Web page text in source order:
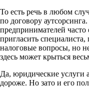
То есть речь в любом
по договору
предпринимателей часто
пригласить
налоговые вопросы, но
здесь может крыться
Да, юридические услуги
дороже. Но зато и его